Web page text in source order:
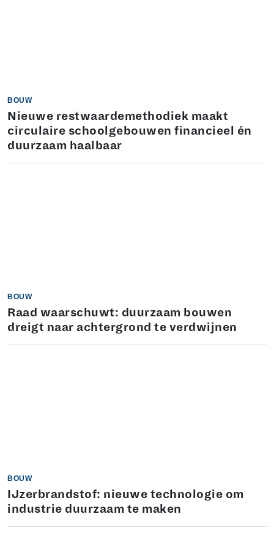
BOUW
Nieuwe restwaardemethodiek maakt
circulaire schoolgebouwen financieel én
duurzaam haalbaar
BOUW
Raad waarschuwt: duurzaam bouwen
dreigt naar achtergrond te verdwijnen
BOUW
IJzerbrandstof: nieuwe technologie om
industrie duurzaam te maken